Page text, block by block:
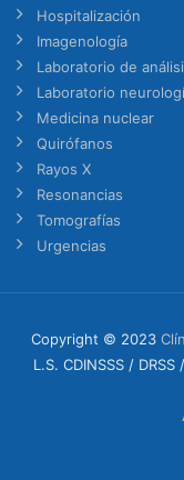
Hospitalización
Imagenología
Laboratorio de
Laboratorio
Medicina nuclear
Quirófanos
Rayos X
Resonancias
Tomografías
Urgencias
Copyright © 2023
L.S. CDINSSS /